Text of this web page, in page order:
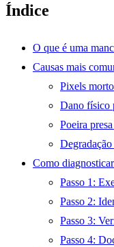
Índice
O que é uma
Causas mais
Pixels
Dano físico
Poeira
Como
Passo 1:
Passo 2:
Passo 3:
Passo 4: